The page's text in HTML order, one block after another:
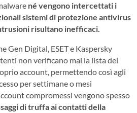
né vengono intercettati i
sistemi di protezione antivirus
risultano inefficaci.
Gen Digital, ESET e Kaspersky
non verificano mai la lista dei
account, permettendo così agli
per settimane o mesi
compromessi vengono spesso
di truffa ai contatti della